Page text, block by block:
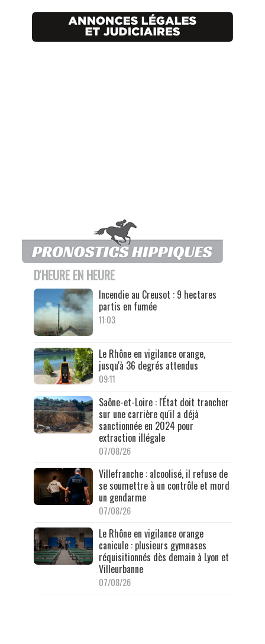
D'HEURE EN HEURE
Incendie au Creusot : 9 hectares
partis en fumée
11:03
Le Rhône en vigilance orange,
jusqu'à 36 degrés attendus
09:11
Saône-et-Loire : l'État doit trancher
sur une carrière qu'il a déjà
sanctionnée en 2024 pour
extraction illégale
07/08/26
Villefranche : alcoolisé, il refuse de
se soumettre à un contrôle et mord
un gendarme
07/08/26
Le Rhône en vigilance orange
canicule : plusieurs gymnases
réquisitionnés dès demain à Lyon et
Villeurbanne
07/08/26